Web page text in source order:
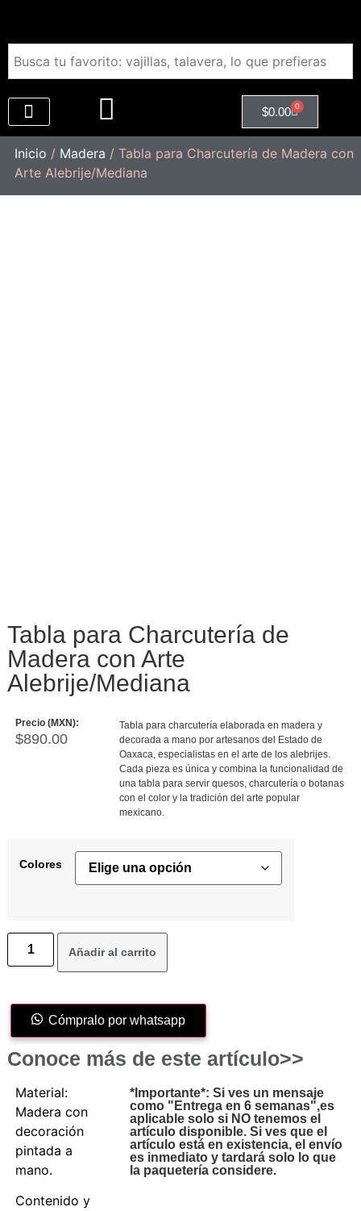
$0.00 0
Inicio / Madera / Tabla para Charcutería de Madera con
Arte Alebrije/Mediana
Tabla para Charcutería de
Madera con Arte
Alebrije/Mediana
Precio (MXN):
$890.00
Tabla para charcutería elaborada en madera y
decorada a mano por artesanos del Estado de
Oaxaca, especialistas en el arte de los alebrijes.
Cada pieza es única y combina la funcionalidad de
una tabla para servir quesos, charcutería o botanas
con el color y la tradición del arte popular
mexicano.
Colores
Añadir al carrito
Cómpralo por whatsapp
Conoce más de este artículo>>
Material:
Madera con
decoración
pintada a
mano.
Contenido y
*Importante*: Si ves un mensaje
como "Entrega en 6 semanas",es
aplicable solo si NO tenemos el
artículo disponible. Si ves que el
artículo está en existencia, el envío
es inmediato y tardará solo lo que
la paquetería considere.